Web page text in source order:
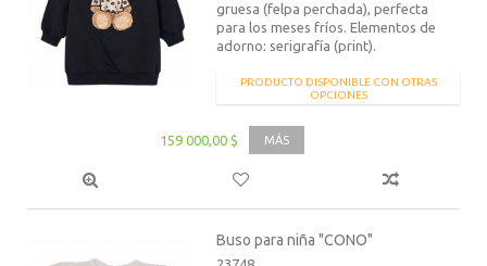
gruesa (felpa perchada), perfecta
para los meses fríos. Elementos de
adorno: serigrafía (print).
PRODUCTO DISPONIBLE CON OTRAS
OPCIONES
159 000,00 $ MÁS
Buso para niña "CONO"